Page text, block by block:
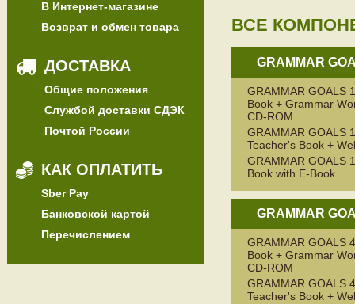
В Интернет-магазине
Возврат и обмен товара
ДОСТАВКА
Общие положения
Службой доставки СДЭК
Почтой России
КАК ОПЛАТИТЬ
Sber Pay
Банковской картой
Перечислением
ВСЕ
GRAMMAR
GRAMMAR GOALS
Book + Grammar
CD-ROM
GRAMMAR GOALS 1
Teacher's Book +
GRAMMAR GOALS
Book with E-Book
GRAMMAR
GRAMMAR GOALS
Book + Grammar
CD-ROM
GRAMMAR GOALS 4
Teacher's Book +